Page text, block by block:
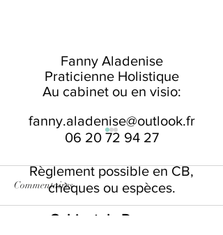
Commentaires
Fanny Aladenise
Praticienne Holistique
Au cabinet ou en visio:
fanny.aladenise@outlook.fr
06 20 72 94 27
Règlement possible en CB,
chèques ou espèces.
Cabinet de Duerne: